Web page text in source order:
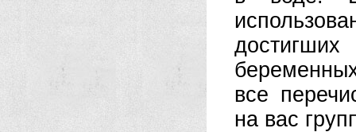
все
на вас